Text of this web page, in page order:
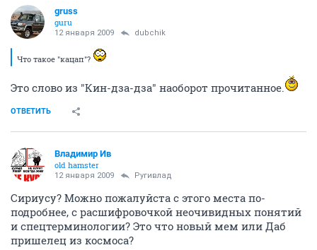
gruss
guru
12 января 2009 dubchik
Что такое "кацап"?
Это слово из "Кин-дза-дза" наоборот прочитанное.
ОТВЕТИТЬ
Владимир Ив
old hamster
12 января 2009 Ругивлад
Сириусу? Можно пожалуйста с этого места по-
подробнее, с расшифровочкой неочивидных понятий
и спецтерминологии? Это что новый мем или Даб
пришелец из космоса?